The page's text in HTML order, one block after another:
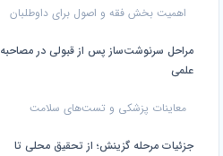
اهمیت بخش فقه و اصول برای داوطلبان
مراحل سرنوشت‌ساز پس از قبولی در مصاحبه
علمی
معاینات پزشکی و تست‌های سلامت
جزئیات مرحله گزینش؛ از تحقیق محلی تا